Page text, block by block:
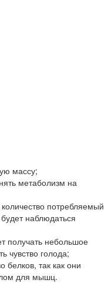
массу;
метаболизм на
потребляемый
наблюдаться
получать небольшое
чувство голода;
белков, так как они
для мышц.